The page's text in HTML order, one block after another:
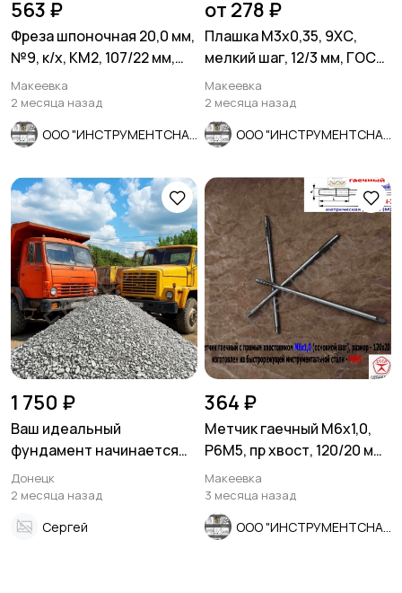
563 ₽
Фреза шпоночная 20,0 мм,
№9, к/х, КМ2, 107/22 мм,
2235-0055, СССР.
Макеевка
2 месяца назад
от 278 ₽
Плашка М3х0,35, 9ХС,
мелкий шаг, 12/3 мм, ГОСТ
7740-71, сделано в СССР
Макеевка
2 месяца назад
1 750 ₽
Ваш идеальный
фундамент начинается
здесь! Доломитный
щебень от
производителя с
доставкой!
Донецк
2 месяца назад
Сергей
364 ₽
Метчик гаечный М6х1,0,
Р6М5, пр хвост, 120/20 мм,
осн шаг, 2640-0053,
СССР.
Макеевка
3 месяца назад